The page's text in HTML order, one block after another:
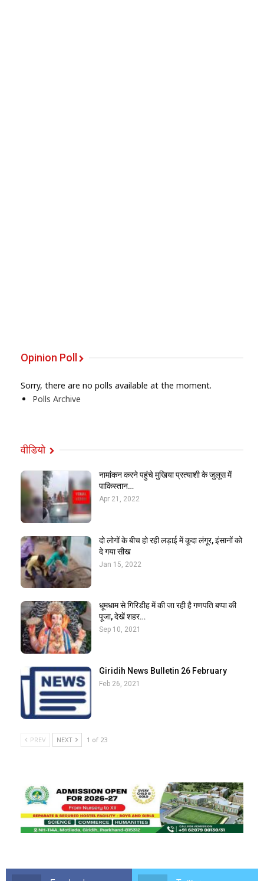
Opinion Poll
Sorry, there are no polls available at the moment.
Polls Archive
वीडियो
नामांकन करने पहुंचे मुखिया प्रत्याशी के जुलूस में
पाकिस्तान…
Apr 21, 2022
दो लोगों के बीच हो रही लड़ाई में कूदा लंगूर, इंसानों को
दे गया सीख
Jan 15, 2022
धूमधाम से गिरिडीह में की जा रही है गणपति बप्पा की
पूजा, देखें शहर…
Sep 10, 2021
Giridih News Bulletin 26 February
Feb 26, 2021
PREV NEXT 1 of 23